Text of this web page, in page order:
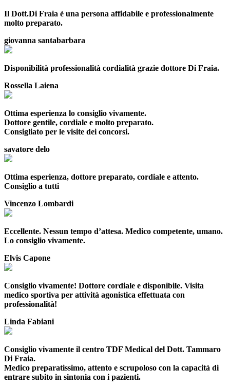
Il Dott.Di Fraia è una persona affidabile e professionalmente
molto preparato.
giovanna santabarbara
Disponibilità professionalità cordialità grazie dottore Di Fraia.
Rossella Laiena
Ottima esperienza lo consiglio vivamente.
Dottore gentile, cordiale e molto preparato.
Consigliato per le visite dei concorsi.
savatore delo
Ottima esperienza, dottore preparato, cordiale e attento.
Consiglio a tutti
Vincenzo Lombardi
Eccellente. Nessun tempo d’attesa. Medico competente, umano.
Lo consiglio vivamente.
Elvis Capone
Consiglio vivamente! Dottore cordiale e disponibile. Visita
medico sportiva per attività agonistica effettuata con
professionalità!
Linda Fabiani
Consiglio vivamente il centro TDF Medical del Dott. Tammaro
Di Fraia.
Medico preparatissimo, attento e scrupoloso con la capacità di
entrare subito in sintonia con i pazienti.